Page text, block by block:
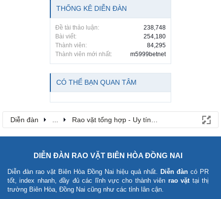
THỐNG KÊ DIỄN ĐÀN
Đề tài thảo luận:
238,748
Bài viết:
254,180
Thành viên:
84,295
Thành viên mới nhất:
m5999betnet
CÓ THỂ BẠN QUAN TÂM
Diễn đàn Rao vặt tổng hợp - Uy tín - Miễn phí
DIỄN ĐÀN RAO VẶT BIÊN HÒA ĐỒNG NAI
Diễn đàn rao vặt Biên Hòa Đồng Nai hiệu quả nhất. Diễn đàn có PR
tốt, index nhanh, đầy đủ các lĩnh vực cho thành viên rao vặt tại thị
trường Biên Hòa, Đồng Nai cũng như các tỉnh lân cận.